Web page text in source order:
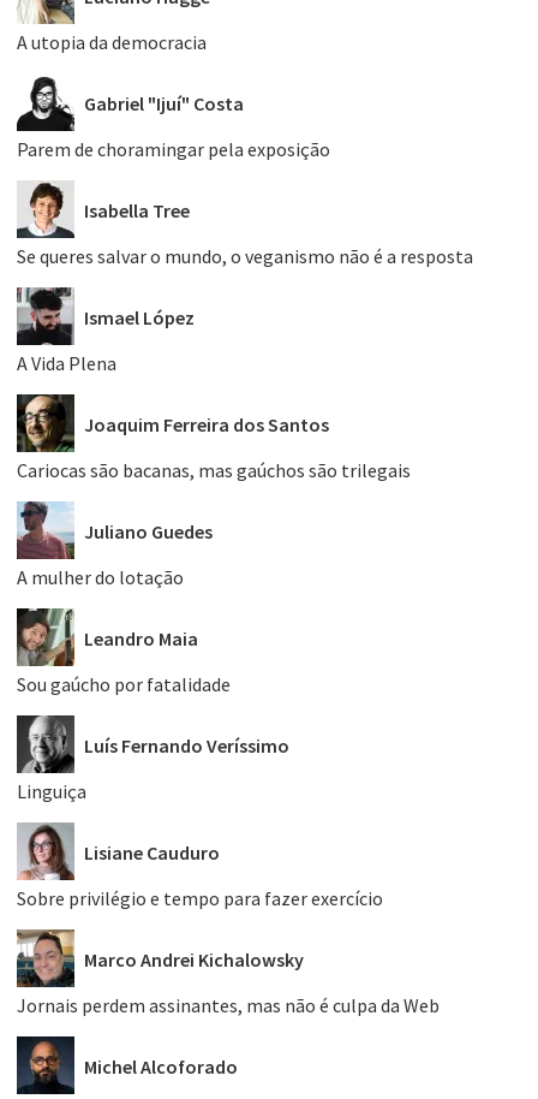
A utopia da democracia
Gabriel "Ijuí" Costa
Parem de choramingar pela exposição
Isabella Tree
Se queres salvar o mundo, o veganismo não é a resposta
Ismael López
A Vida Plena
Joaquim Ferreira dos Santos
Cariocas são bacanas, mas gaúchos são trilegais
Juliano Guedes
A mulher do lotação
Leandro Maia
Sou gaúcho por fatalidade
Luís Fernando Veríssimo
Linguiça
Lisiane Cauduro
Sobre privilégio e tempo para fazer exercício
Marco Andrei Kichalowsky
Jornais perdem assinantes, mas não é culpa da Web
Michel Alcoforado